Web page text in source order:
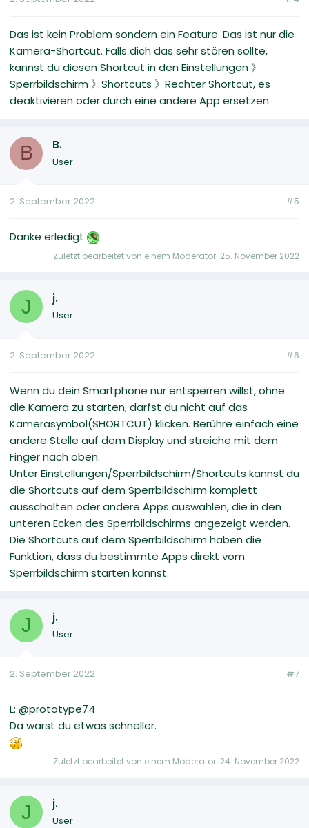
Das ist kein Problem sondern ein Feature. Das ist nur die
Kamera-Shortcut. Falls dich das sehr stören sollte,
kannst du diesen Shortcut in den Einstellungen 》
Sperrbildschirm 》Shortcuts 》Rechter Shortcut, es
deaktivieren oder durch eine andere App ersetzen
B B.
User
2. September 2022 #5
Danke erledigt
Zuletzt bearbeitet von einem Moderator: 25. November 2022
J j.
User
2. September 2022 #6
Wenn du dein Smartphone nur entsperren willst, ohne
die Kamera zu starten, darfst du nicht auf das
Kamerasymbol(SHORTCUT) klicken. Berühre einfach eine
andere Stelle auf dem Display und streiche mit dem
Finger nach oben.
Unter Einstellungen/Sperrbildschirm/Shortcuts kannst du
die Shortcuts auf dem Sperrbildschirm komplett
ausschalten oder andere Apps auswählen, die in den
unteren Ecken des Sperrbildschirms angezeigt werden.
Die Shortcuts auf dem Sperrbildschirm haben die
Funktion, dass du bestimmte Apps direkt vom
Sperrbildschirm starten kannst.
J j.
User
2. September 2022 #7
L: @prototype74
Da warst du etwas schneller.
Zuletzt bearbeitet von einem Moderator: 24. November 2022
J j.
User